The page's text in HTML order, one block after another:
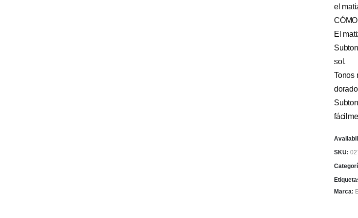
el
El
sol.
Tonos
SKU:
Marca: